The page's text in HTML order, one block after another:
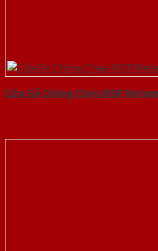
Cửa Gỗ Chống Cháy MDF